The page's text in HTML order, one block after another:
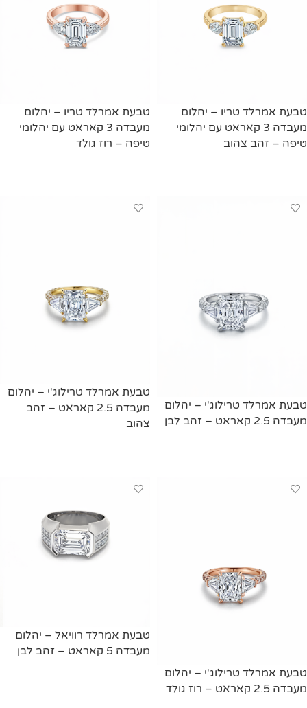
טבעת אמרלד טריו – יהלום
מעבדה 3 קאראט עם יהלומי
טיפה – זהב צהוב
טבעת אמרלד טריו – יהלום
מעבדה 3 קאראט עם יהלומי
טיפה – רוז גולד
טבעת אמרלד טרילוג'י – יהלום
מעבדה 2.5 קאראט – זהב לבן
טבעת אמרלד טרילוג'י – יהלום
מעבדה 2.5 קאראט – זהב
צהוב
טבעת אמרלד טרילוג'י – יהלום
מעבדה 2.5 קאראט – רוז גולד
טבעת אמרלד רוויאל – יהלום
מעבדה 5 קאראט – זהב לבן